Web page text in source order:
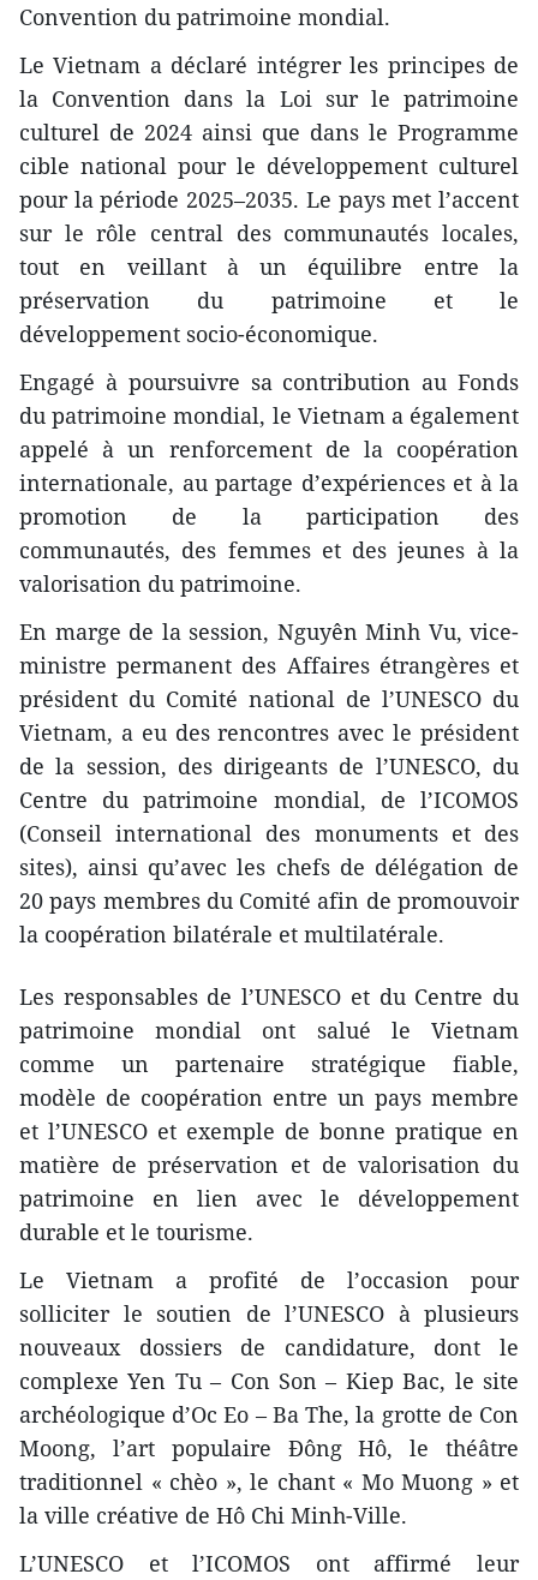
Convention du patrimoine mondial.
Le Vietnam a déclaré intégrer les principes de
la Convention dans la Loi sur le patrimoine
culturel de 2024 ainsi que dans le Programme
cible national pour le développement culturel
pour la période 2025–2035. Le pays met l’accent
sur le rôle central des communautés locales,
tout en veillant à un équilibre entre la
préservation du patrimoine et le
développement socio-économique.
Engagé à poursuivre sa contribution au Fonds
du patrimoine mondial, le Vietnam a également
appelé à un renforcement de la coopération
internationale, au partage d’expériences et à la
promotion de la participation des
communautés, des femmes et des jeunes à la
valorisation du patrimoine.
En marge de la session, Nguyên Minh Vu, vice-
ministre permanent des Affaires étrangères et
président du Comité national de l’UNESCO du
Vietnam, a eu des rencontres avec le président
de la session, des dirigeants de l’UNESCO, du
Centre du patrimoine mondial, de l’ICOMOS
(Conseil international des monuments et des
sites), ainsi qu’avec les chefs de délégation de
20 pays membres du Comité afin de promouvoir
la coopération bilatérale et multilatérale.
Les responsables de l’UNESCO et du Centre du
patrimoine mondial ont salué le Vietnam
comme un partenaire stratégique fiable,
modèle de coopération entre un pays membre
et l’UNESCO et exemple de bonne pratique en
matière de préservation et de valorisation du
patrimoine en lien avec le développement
durable et le tourisme.
Le Vietnam a profité de l’occasion pour
solliciter le soutien de l’UNESCO à plusieurs
nouveaux dossiers de candidature, dont le
complexe Yen Tu – Con Son – Kiep Bac, le site
archéologique d’Oc Eo – Ba The, la grotte de Con
Moong, l’art populaire Đông Hô, le théâtre
traditionnel « chèo », le chant « Mo Muong » et
la ville créative de Hô Chi Minh-Ville.
L’UNESCO et l’ICOMOS ont affirmé leur